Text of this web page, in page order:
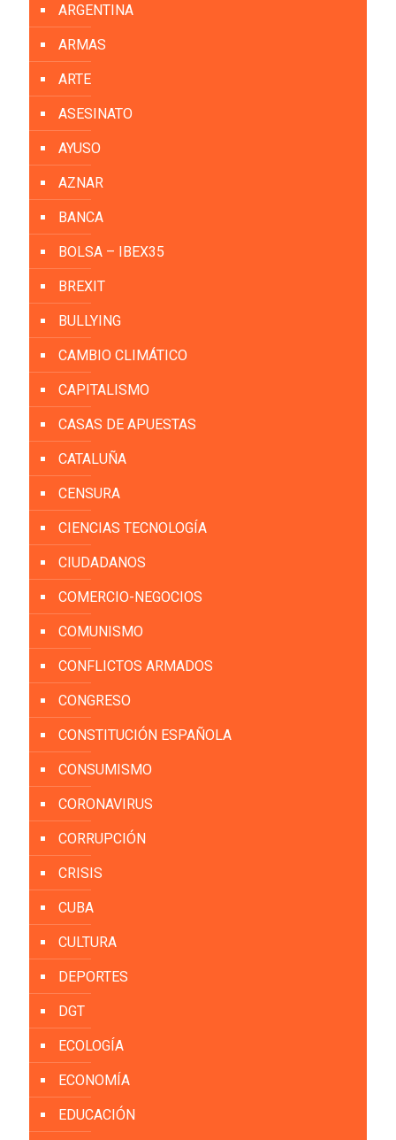
ARGENTINA
ARMAS
ARTE
ASESINATO
AYUSO
AZNAR
BANCA
BOLSA – IBEX35
BREXIT
BULLYING
CAMBIO CLIMÁTICO
CAPITALISMO
CASAS DE APUESTAS
CATALUÑA
CENSURA
CIENCIAS TECNOLOGÍA
CIUDADANOS
COMERCIO-NEGOCIOS
COMUNISMO
CONFLICTOS ARMADOS
CONGRESO
CONSTITUCIÓN ESPAÑOLA
CONSUMISMO
CORONAVIRUS
CORRUPCIÓN
CRISIS
CUBA
CULTURA
DEPORTES
DGT
ECOLOGÍA
ECONOMÍA
EDUCACIÓN